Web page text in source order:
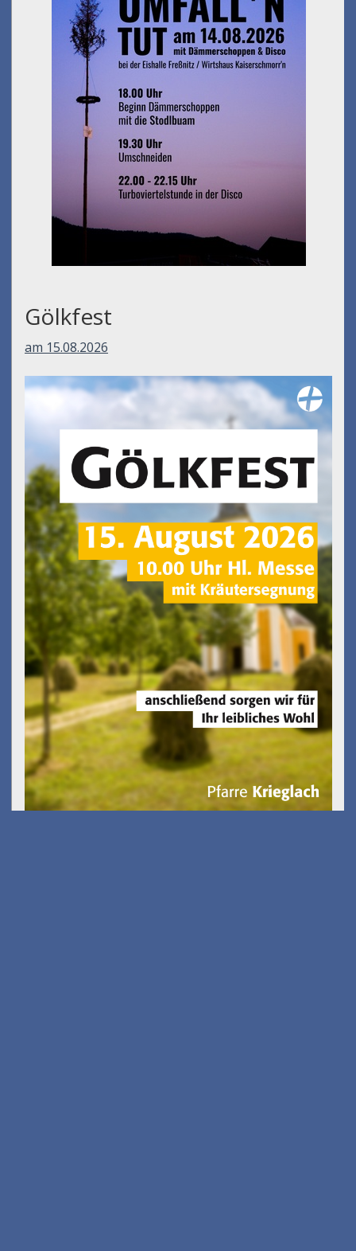
Umfall´n tut
Gölkfest
am 15.08.2026